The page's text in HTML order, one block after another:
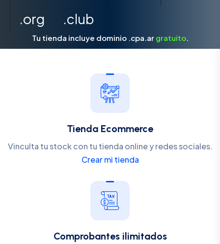
.org
.club
Tu tienda incluye dominio .cpa.ar gratuito.
Tienda Ecommerce
Vinculta tu stock con tu tienda online y redes sociales.
Crear mi tienda
Comprobantes ilimitados